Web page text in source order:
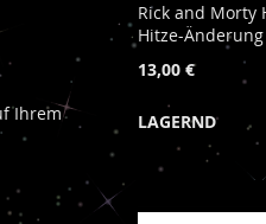
Rick and Morty
Hitze-Änderung
13,00 €
LAGERND
Ihrem